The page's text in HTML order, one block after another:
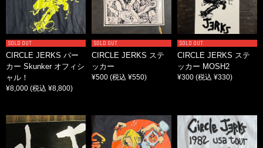
SOLD OUT
CIRCLE JERKS パー
カー Skunker オフィシ
ャル！
¥8,000 (税込 ¥8,800)
SOLD OUT
CIRCLE JERKS ステ
ッカー
¥500 (税込 ¥550)
SOLD OUT
CIRCLE JERKS ステ
ッカー MOSH2
¥300 (税込 ¥330)